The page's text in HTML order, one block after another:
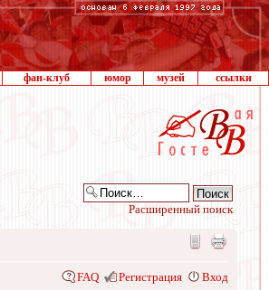
фан-клуб юмор музей ссылки
Расширенный поиск
FAQ Регистрация Вход